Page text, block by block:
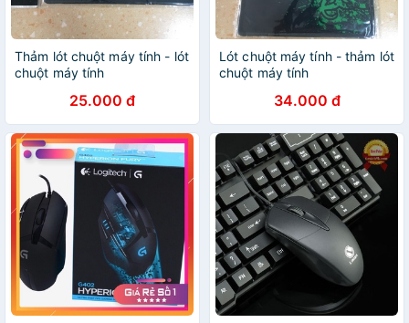
Thảm lót chuột máy tính - lót
chuột máy tính
25.000 đ
Lót chuột máy tính - thảm lót
chuột máy tính
34.000 đ